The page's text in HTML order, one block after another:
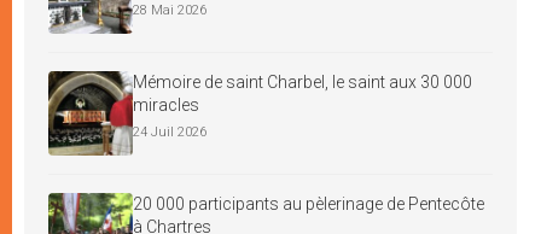
28 Mai 2026
Mémoire de saint Charbel, le saint aux 30 000
miracles
24 Juil 2026
20 000 participants au pèlerinage de Pentecôte
à Chartres